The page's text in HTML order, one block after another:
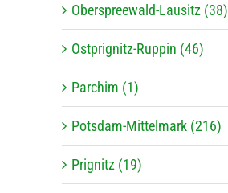
Oberspreewald-Lausitz (38)
Ostprignitz-Ruppin (46)
Parchim (1)
Potsdam-Mittelmark (216)
Prignitz (19)